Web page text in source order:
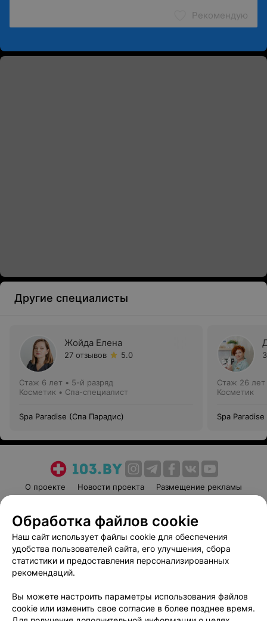
Рекомендую
Другие специалисты
Жойда Елена
27 отзывов 5.0
Стаж 6 лет • 5-й разряд
Косметик • Спа-специалист
Spa Paradise (Спа Парадис)
Стаж 26 лет
Косметик
Spa
О проекте Новости проекта
Размещение рекламы
Пользовательское соглашение
Способы оплаты
Вакансии
Партнеры
Написать руководителю 103.by
Обработка персональных данных
Обработка файлов cookie
Наш сайт использует файлы cookie для обеспечения
удобства пользователей сайта, его улучшения, сбора
статистики и предоставления персонализированных
рекомендаций.
Вы можете настроить параметры использования файлов
cookie или изменить свое согласие в более позднее время.